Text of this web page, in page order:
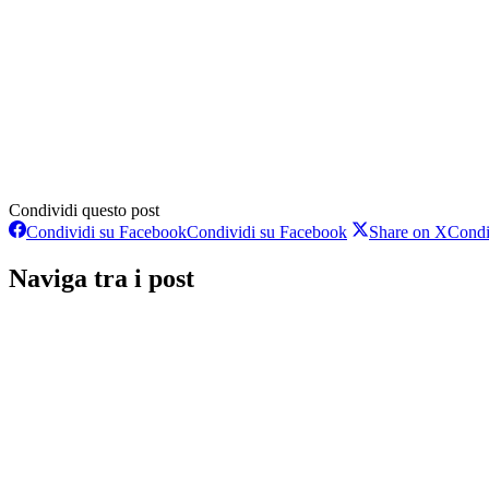
Condividi questo post
Condividi su FacebookCondividi su Facebook Share on X
Naviga tra i post